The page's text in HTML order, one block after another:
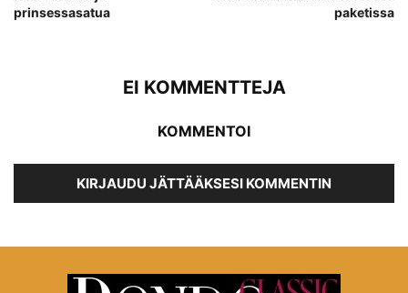
prinsessasatua
paketissa
EI KOMMENTTEJA
KOMMENTOI
KIRJAUDU JÄTTÄÄKSESI KOMMENTIN